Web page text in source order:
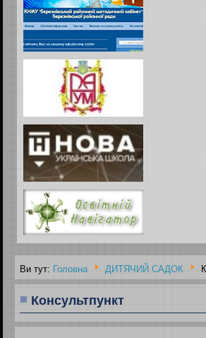
Ви тут: Головна ДИТЯЧИЙ САДОК
Консультпункт